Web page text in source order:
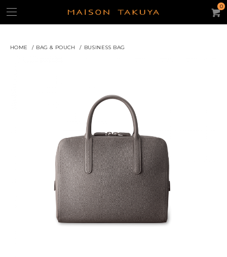
CATEGORY カテゴリー
財布/コインケース
スモール・レザーグッズ
iPhoneケース
バッグ・ポーチ
0
HOME / BAG & POUCH / BUSINESS BAG